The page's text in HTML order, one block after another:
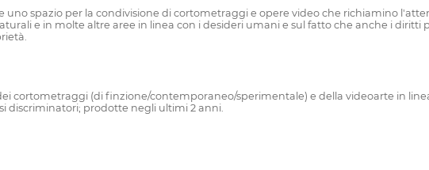
uno spazio per la condivisione di cortometraggi e opere video che richiamino
e in molte altre aree in linea con i desideri umani e sul fatto che anche i
cortometraggi (di finzione/contemporaneo/sperimentale) e della videoarte in
discriminatori; prodotte negli ultimi 2 anni.